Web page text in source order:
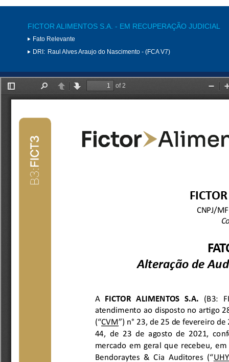
FICTOR ALIMENTOS S.A. - EM RECUPERAÇÃO JUDICIAL
Fato Relevante
DRI: Raul Alves Araujo do Nascimento - (FCA V7)